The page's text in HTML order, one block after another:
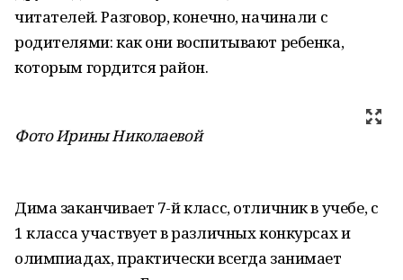
читателей. Раз­говор, конечно, начинали с
родите­лями: как они воспитывают ребен­ка,
которым гордится район.
Фото Ирины Николаевой
Дима заканчивает 7-й класс, от­личник в учебе, с
1 класса участвует в различных конкурсах и
олимпиа­дах, практически всегда занимает